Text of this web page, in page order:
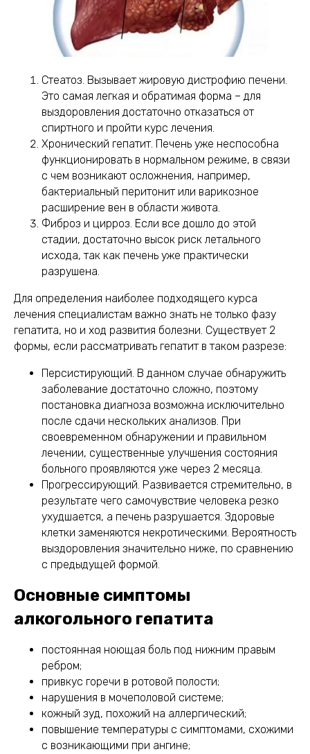
Стеатоз. Вызывает жировую дистрофию печени.
Это самая легкая и обратимая форма – для
выздоровления достаточно отказаться от
спиртного и пройти курс лечения.
Хронический гепатит. Печень уже неспособна
функционировать в нормальном режиме, в связи
с чем возникают осложнения, например,
бактериальный перитонит или варикозное
расширение вен в области живота.
Фиброз и цирроз. Если все дошло до этой
стадии, достаточно высок риск летального
исхода, так как печень уже практически
разрушена.
Для определения наиболее подходящего курса
лечения специалистам важно знать не только фазу
гепатита, но и ход развития болезни. Существует 2
формы, если рассматривать гепатит в таком разрезе:
Персистирующий. В данном случае обнаружить
заболевание достаточно сложно, поэтому
постановка диагноза возможна исключительно
после сдачи нескольких анализов. При
своевременном обнаружении и правильном
лечении, существенные улучшения состояния
больного проявляются уже через 2 месяца.
Прогрессирующий. Развивается стремительно, в
результате чего самочувствие человека резко
ухудшается, а печень разрушается. Здоровые
клетки заменяются некротическими. Вероятность
выздоровления значительно ниже, по сравнению
с предыдущей формой.
Основные симптомы
алкогольного гепатита
постоянная ноющая боль под нижним правым
ребром;
привкус горечи в ротовой полости;
нарушения в мочеполовой системе;
кожный зуд, похожий на аллергический;
повышение температуры с симптомами, схожими
с возникающими при ангине;